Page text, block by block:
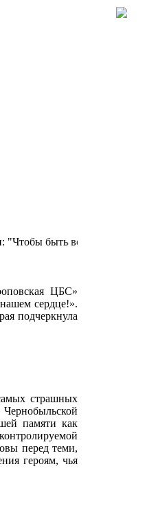
быть востребованной,
ЦБС»
сердце!».
подчеркнула
страшных
памяти как
перед теми,
героям, чья